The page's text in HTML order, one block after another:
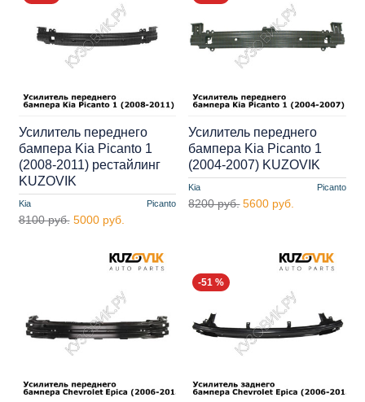
Kia Picanto
Усилитель переднего
бампера Kia Picanto 1
(2008-2011) рестайлинг
KUZOVIK
8100 руб. 5000 руб.
Kia Picanto
Усилитель переднего
бампера Kia Picanto 1
(2004-2007) KUZOVIK
8200 руб. 5600 руб.
-51 %